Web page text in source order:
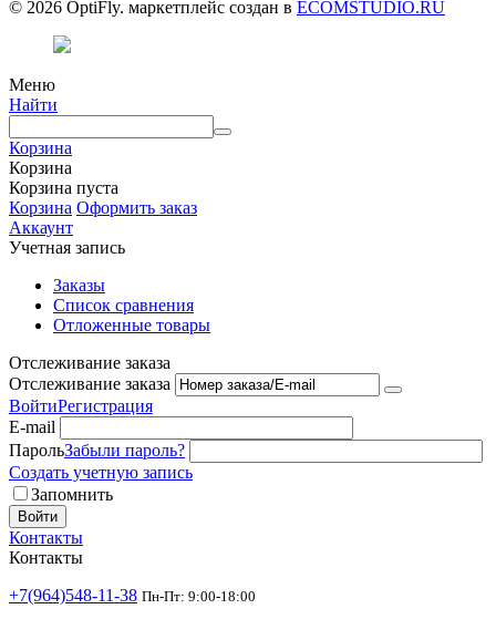
© 2026 OptiFly. маркетплейс создан в ECOMSTUDIO.RU
Меню
Найти
Корзина
Корзина
Корзина пуста
Корзина Оформить заказ
Аккаунт
Учетная запись
Заказы
Список сравнения
Отложенные товары
Отслеживание заказа
Отслеживание заказа
ВойтиРегистрация
E-mail
ПарольЗабыли пароль?
Создать учетную запись
Запомнить
Войти
Контакты
Контакты
+7(964)548-11-38 Пн-Пт: 9:00-18:00